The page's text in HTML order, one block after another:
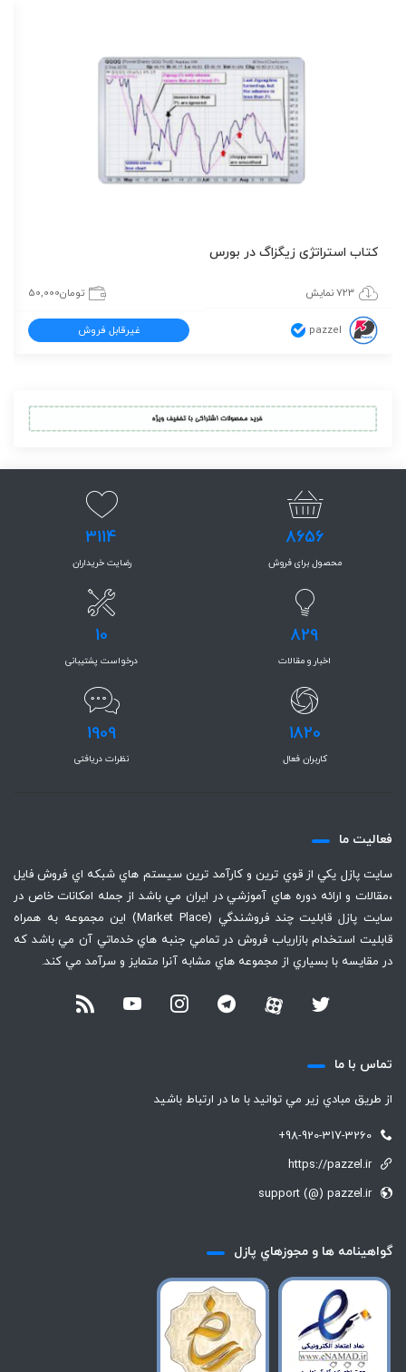
کتاب استراتژی زیگزاگ در بورس
723 نمایش تومان50,000
pazzel غیرقابل فروش
8656
محصول برای فروش
3114
رضایت خریداران
829
اخبار و مقالات
10
درخواست پشتیبانی
1820
کاربران فعال
1909
نظرات دریافتی
فعاليت ما
سايت پازل يكي از قوي ترين و كارآمد ترين سيستم هاي شبكه اي فروش فايل
،‌مقالات و ارائه دوره هاي آموزشي در ايران مي باشد از جمله امكانات خاص در
سايت پازل قابليت چند فروشندگي (Market Place) اين مجموعه به همراه
قابليت استخدام بازارياب فروش در تمامي جنبه هاي خدماتي آن مي باشد كه
در مقايسه با بسياري از مجموعه هاي مشابه آنرا متمايز و سرآمد مي كند.
تماس با ما
از طريق مبادي زير مي توانيد با ما در ارتباط باشيد
+98-920-317-3260
https://pazzel.ir
support (@) pazzel.ir
گواهينامه ها و مجوزهاي پازل